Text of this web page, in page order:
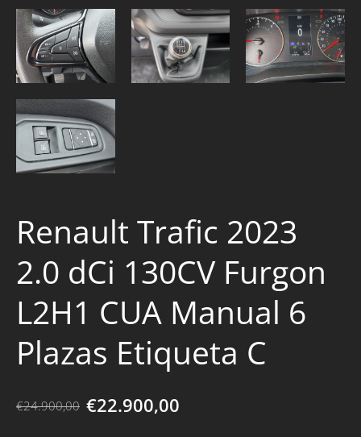
Renault Trafic 2023
2.0 dCi 130CV Furgon
L2H1 CUA Manual 6
Plazas Etiqueta C
€24.900,00 €22.900,00